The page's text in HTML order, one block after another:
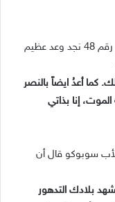
في يوميات القديسة ماريا فوستينا كوالسكا، رقم 48 نجد وعد عظيم
كما أعدُ ايضاً بالنصر
إنا بذاتي
سوبوكو قال أن
بلادك التدهور